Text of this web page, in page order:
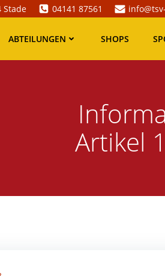
Stade 04141 87561
ABTEILUNGEN SHOPS
Artikel